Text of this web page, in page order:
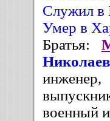
Служил в
Умер в
Братья:
военный